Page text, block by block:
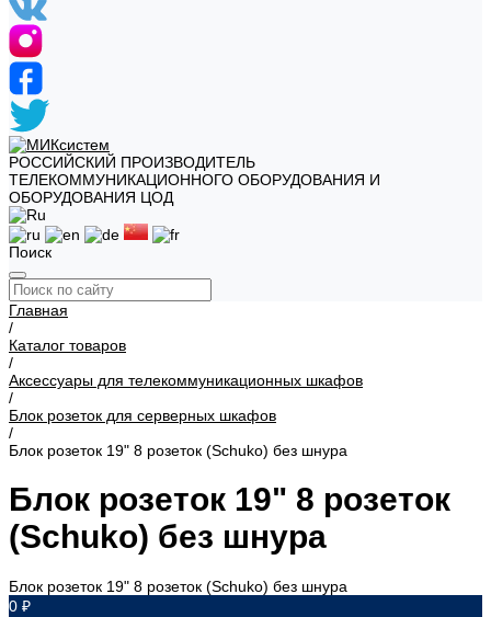
РОССИЙСКИЙ ПРОИЗВОДИТЕЛЬ
ТЕЛЕКОММУНИКАЦИОННОГО ОБОРУДОВАНИЯ И
ОБОРУДОВАНИЯ ЦОД
Поиск
Главная
/
Каталог товаров
/
Аксессуары для телекоммуникационных шкафов
/
Блок розеток для серверных шкафов
/
Блок розеток 19" 8 розеток (Schuko) без шнура
Блок розеток 19" 8 розеток
(Schuko) без шнура
Блок розеток 19" 8 розеток (Schuko) без шнура
0 ₽